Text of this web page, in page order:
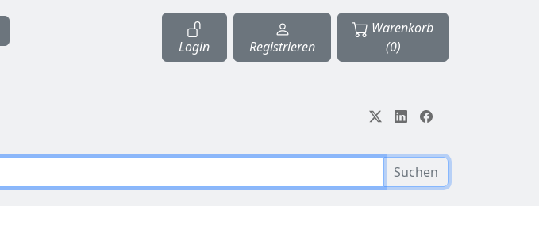
Login Registrieren
Warenkorb
(0)
Suchen